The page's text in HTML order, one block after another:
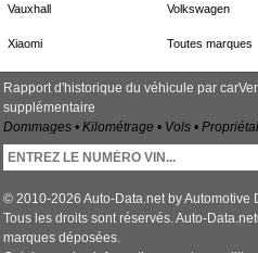
Vauxhall Volkswagen
Xiaomi Toutes marques
Rapport d'historique du véhicule par
supplémentaire
Dommages • Kilométrage • Vols •
© 2010-2026 Auto-Data.net by Automotive
Tous les droits sont réservés. Auto-
marques déposées.